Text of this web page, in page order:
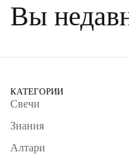
Вы
КАТЕГОРИИ
Свечи
Знания
Алтари